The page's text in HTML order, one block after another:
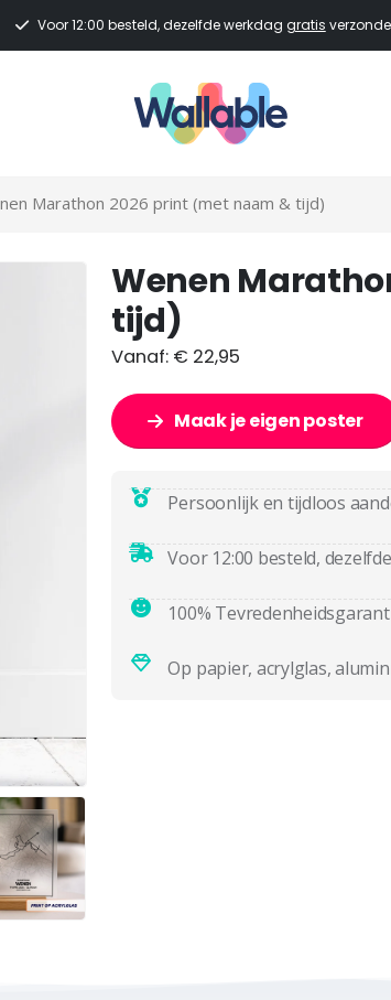
Voor 12:00 besteld, dezelfde werkdag gratis
Marathon 2026 print (met naam & tijd)
Wenen
tijd)
Vanaf: € 22,95
Maak je eigen poster
Persoonlijk en tijdloos
Voor 12:00 besteld,
100%
Op papier, acrylglas,